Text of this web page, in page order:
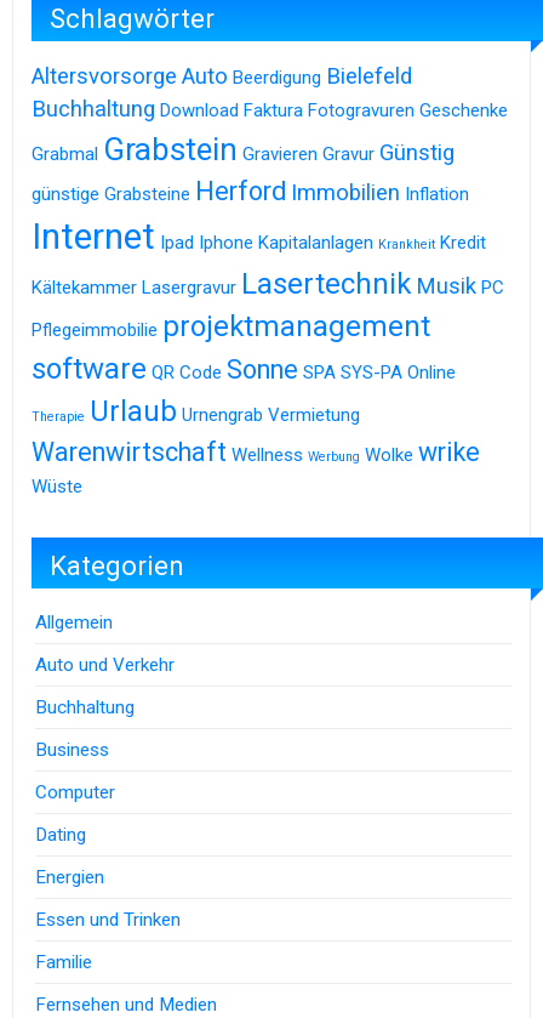
Schlagwörter
Altersvorsorge Auto Beerdigung Bielefeld
Buchhaltung Download Faktura Fotogravuren Geschenke
Grabmal Grabstein Gravieren Gravur Günstig
günstige Grabsteine Herford Immobilien Inflation
Internet Ipad Iphone Kapitalanlagen Krankheit Kredit
Kältekammer Lasergravur Lasertechnik Musik PC
Pflegeimmobilie projektmanagement
software QR Code Sonne SPA SYS-PA Online
Therapie Urlaub Urnengrab Vermietung
Warenwirtschaft Wellness Werbung Wolke wrike
Wüste
Kategorien
Allgemein
Auto und Verkehr
Buchhaltung
Business
Computer
Dating
Energien
Essen und Trinken
Familie
Fernsehen und Medien